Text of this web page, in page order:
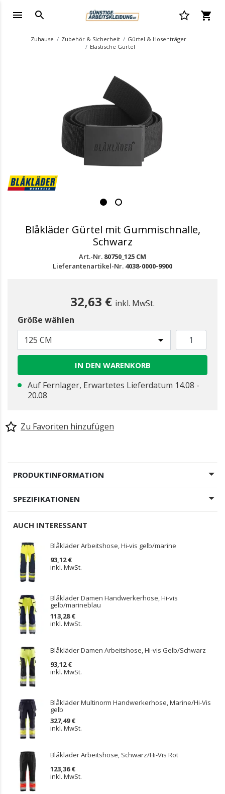
Zuhause Zubehör & Sicherheit
Gürtel & Hosenträger
Elastische Gürtel
Blåkläder Gürtel mit Gummischnalle,
Schwarz
Art.-Nr. 80750_125 CM
Lieferantenartikel-Nr. 4038-0000-9900
32,63 € inkl. MwSt.
Größe wählen
125 CM
IN DEN WARENKORB
Auf Fernlager, Erwartetes Lieferdatum 14.08 -
20.08
Zu Favoriten hinzufügen
PRODUKTINFORMATION
SPEZIFIKATIONEN
AUCH INTERESSANT
Blåkläder Arbeitshose, Hi-vis gelb/marine
93,12 €
inkl. MwSt.
Blåkläder Damen Handwerkerhose, Hi-vis
gelb/marineblau
113,28 €
inkl. MwSt.
Blåkläder Damen Arbeitshose, Hi-vis Gelb/Schwarz
93,12 €
inkl. MwSt.
Blåkläder Multinorm Handwerkerhose, Marine/Hi-Vis
gelb
327,49 €
inkl. MwSt.
Blåkläder Arbeitshose, Schwarz/Hi-Vis Rot
123,36 €
inkl. MwSt.